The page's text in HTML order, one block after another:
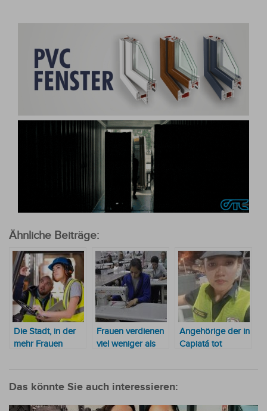
Ähnliche Beiträge:
Die Stadt, in der
mehr Frauen
Frauen verdienen
viel weniger als
Angehörige der in
Capiatá tot
Gerechtigkeit
Das könnte Sie auch interessieren: